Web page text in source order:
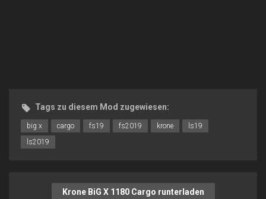
Tags zu diesem Mod zugewiesen:
big x cargo fs19 fs2019 krone
ls19
ls2019
Krone BiG X 1180 Cargo runterladen